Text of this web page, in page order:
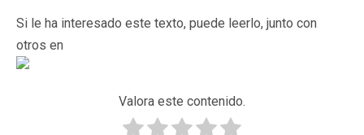
Si le ha interesado este texto, puede leerlo, junto con
otros en
Valora este contenido.